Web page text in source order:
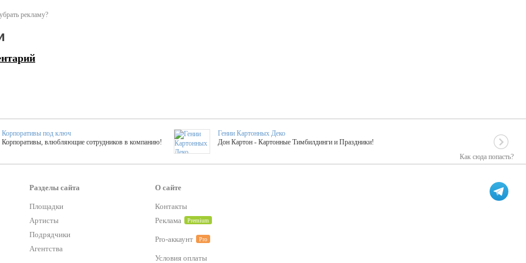
рекламу?
Как сюда попасть?
Корпоративы под ключ
Корпоративы, влюбляющие сотрудников в компанию!
Гении Картонных Деко
Дон Картон - Картонные Тимбилдинги и Праздники!
Более 420 мастер-классов на выезде на мероприятие!
классы
25 активностей! Смета за 15 минут!
Букинг компания №1
Разделы сайта
Площадки
Артисты
Подрядчики
Агентства
О сайте
Контакты
Реклама
Premium
Pro-аккаунт Pro
Условия оплаты